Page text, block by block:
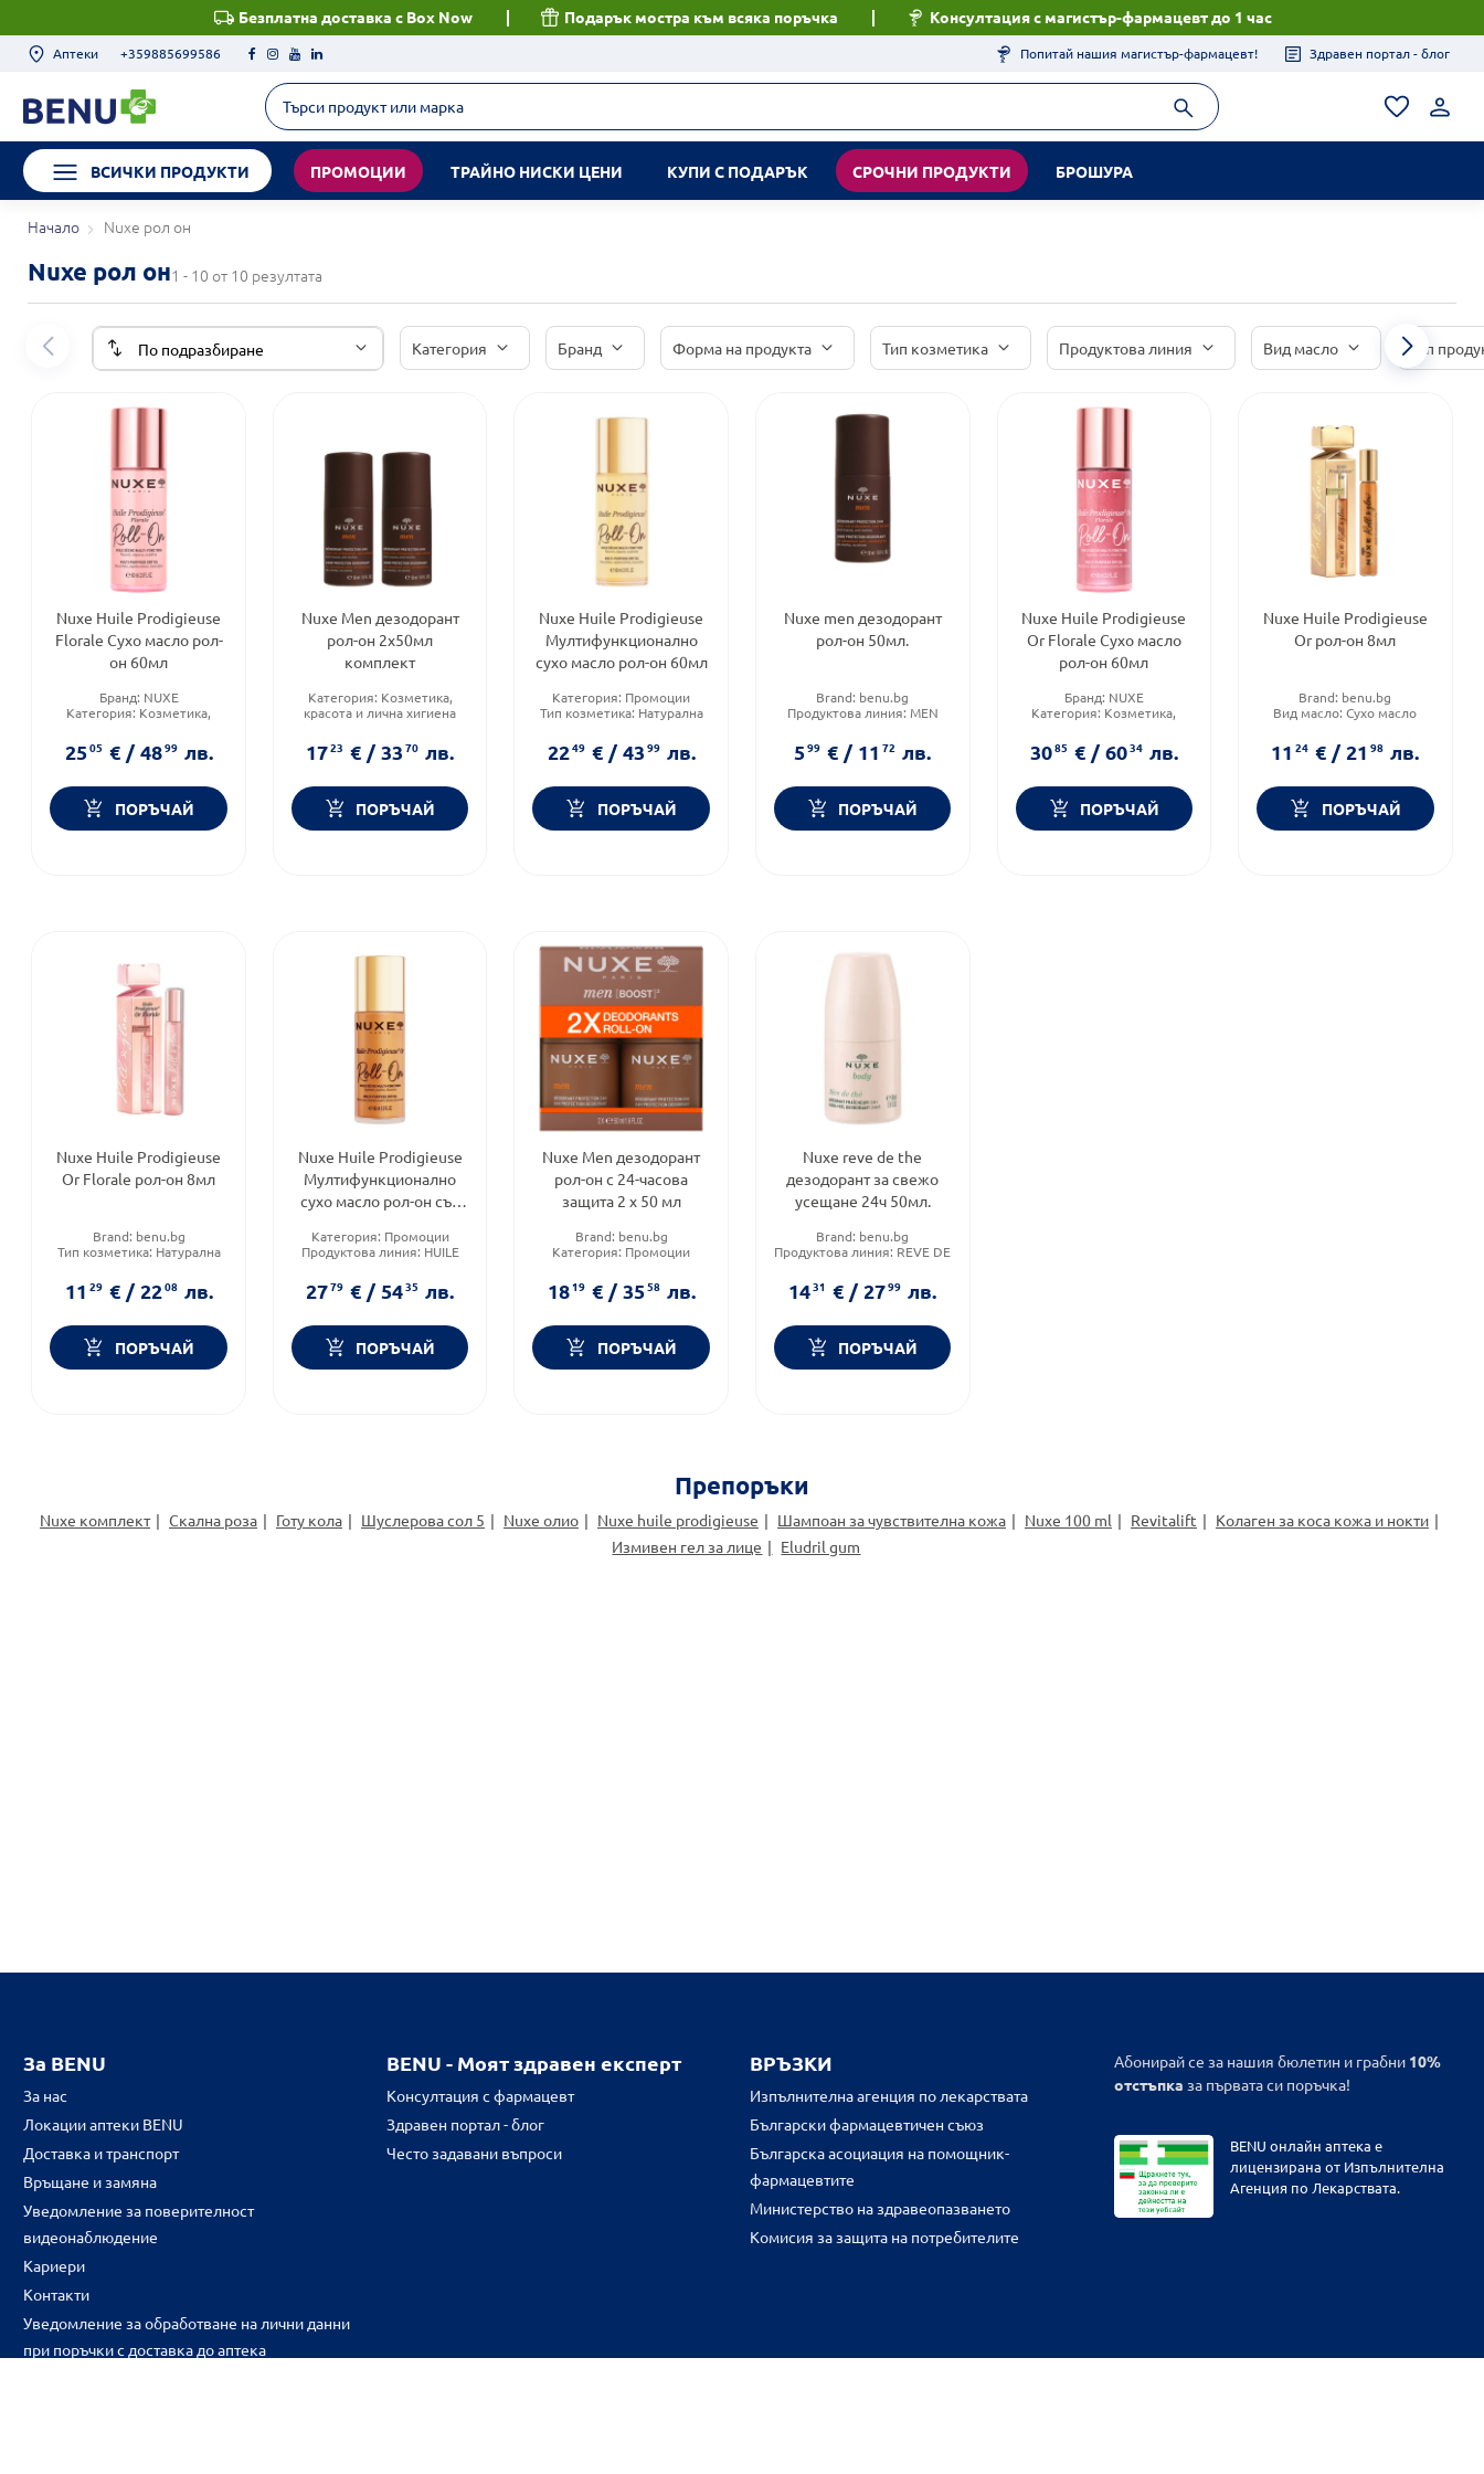
Безплатна доставка с Box Now Подарък мостра към всяка поръчка Консултация с магистър-фармацевт до 1 час
Аптеки +359885699586 Попитай нашия магистър-фармацевт! Здравен портал - блог
ВСИЧКИ ПРОДУКТИ ПРОМОЦИИ ТРАЙНО НИСКИ ЦЕНИ КУПИ С ПОДАРЪК СРОЧНИ ПРОДУКТИ БРОШУРА
Начало Nuxe рол он
Nuxe рол он1 - 10 от 10 резултата
Категория Бранд Форма на продукта Тип козметика Продуктова линия Вид масло Тип
Nuxe Huile Prodigieuse
Florale Сухо масло рол-
он 60мл
Бранд: NUXE
Категория: Козметика,
Продуктова линия:
PRODIGEUSE
2505 € / 4899 лв.
ПОРЪЧАЙ
Nuxe Men дезодорант
рол-он 2х50мл
комплект
Категория: Козметика,
красота и лична хигиена
козметика
Форма на продукта:
1723 € / 3370 лв.
ПОРЪЧАЙ
Nuxe Huile Prodigieuse
Мултифункционално
сухо масло рол-он 60мл
Категория: Промоции
Тип козметика: Натурална
Форма на продукта:
масло
2249 € / 4399 лв.
ПОРЪЧАЙ
Nuxe men дезодорант
рол-он 50мл.
Brand: benu.bg
Продуктова линия: MEN
599 € / 1172 лв.
ПОРЪЧАЙ
Nuxe Huile Prodigieuse
Or Florale Сухо масло
рол-он 60мл
Бранд: NUXE
Категория: Козметика,
Продуктова линия:
PRODIGEUSE
3085 € / 6034 лв.
ПОРЪЧАЙ
Nuxe Huile Prodigieuse
Or рол-он 8мл
Brand: benu.bg
Вид масло:Сухо масло
масло
1124 € / 2198 лв.
ПОРЪЧАЙ
Nuxe Huile Prodigieuse
Or Florale рол-он 8мл
Brand: benu.bg
Тип козметика: Натурална
Форма на продукта:
масло
1129 € / 2208 лв.
ПОРЪЧАЙ
Nuxe Huile Prodigieuse
Мултифункционално
сухо масло рол-он със
Категория: Промоции
Продуктова линия: HUILE
Тип козметика: Натурална
козметика
2779 € / 5435 лв.
ПОРЪЧАЙ
Nuxe Men дезодорант
рол-он с 24-часова
защита 2 х 50 мл
Brand: benu.bg
Категория: Промоции
1819 € / 3558 лв.
ПОРЪЧАЙ
Nuxe reve de the
дезодорант за свежо
усещане 24ч 50мл.
Brand: benu.bg
Продуктова линия: REVE DE
Форма на продукта:
1431 € / 2799 лв.
ПОРЪЧАЙ
Препоръки
Nuxe комплект Скална роза Готу кола Шуслерова сол 5 Nuxe олио Nuxe huile prodigieuse Шампоан за чувствителна кожа Nuxe 100 ml Revitalift
Колаген за коса кожа и нокти
Измивен гел за лице
Eludril gum
За BENU
За нас
Локации аптеки BENU
Доставка и транспорт
Връщане и замяна
Уведомление за поверителност
видеонаблюдение
Кариери
Контакти
Уведомление за обработване на лични данни
при поръчки с доставка до аптека
BENU - Моят здравен експерт
Консултация с фармацевт
Здравен портал - блог
Често задавани въпроси
ВРЪЗКИ
Изпълнителна агенция по лекарствата
Български фармацевтичен съюз
Българска асоциация на помощник-
фармацевтите
Министерство на здравеопазването
Комисия за защита на потребителите
Абонирай се за нашия бюлетин и грабни 10%
отстъпка за първата си поръчка!
BENU онлайн аптека е
лицензирана от Изпълнителна
Агенция по Лекарствата.